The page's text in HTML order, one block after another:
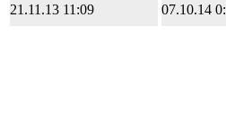
21.11.13 11:09 07.10.14